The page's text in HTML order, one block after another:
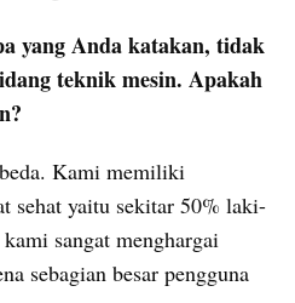
yang Anda katakan, tidak
teknik mesin. Apakah
Kami memiliki
sehat yaitu sekitar 50% laki-
sangat menghargai
sebagian besar pengguna